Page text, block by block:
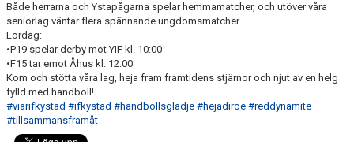
SPONSORER
Både herrarna och Ystapågarna spelar hemmamatcher, och utöver våra
seniorlag väntar flera spännande ungdomsmatcher.
Lördag:
•P19 spelar derby mot YIF kl. 10:00
•F15 tar emot Åhus kl. 12:00
Kom och stötta våra lag, heja fram framtidens stjärnor och njut av en helg
fylld med handboll!
#viärifkystad #ifkystad #handbollsglädje #hejadiröe #reddynamite
#tillsammansframåt